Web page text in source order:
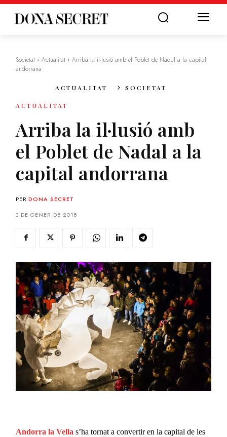
Societat Actualitat
Arriba la il·lusió amb el Poblet de Nadal a la capital
andorrana
ACTUALITAT SOCIETAT
ACTUALITAT
Arriba la il·lusió amb
el Poblet de Nadal a la
capital andorrana
PER DONA SECRET
3 DE GENER DE 2018
Andorra la Vella s’ha tornat a convertir en la capital de les